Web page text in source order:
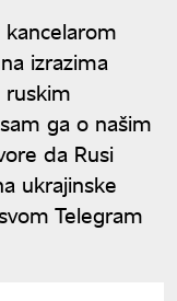
izrazima
ruskim
ga o našim
da Rusi
ukrajinske
Telegram